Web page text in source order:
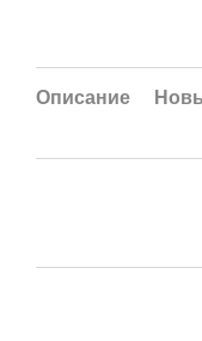
Описание